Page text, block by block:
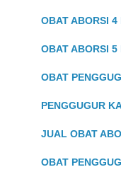
OBAT ABORSI 4
OBAT ABORSI 5
OBAT
PENGGUGUR
JUAL OBAT
OBAT